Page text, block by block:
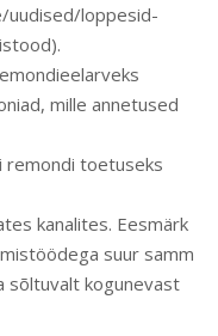
uudised/loppesid-
mille annetused
remondi toetuseks
kanalites. Eesmärk
suur samm
sõltuvalt kogunevast